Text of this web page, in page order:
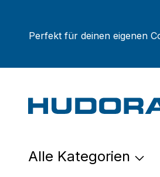
Perfekt für deinen eigenen
Alle Kategorien